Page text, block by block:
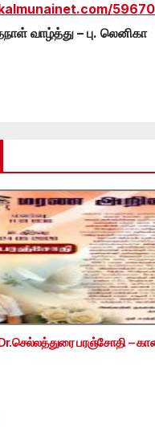
வாழ்த்து – பு. லெனிகா
பரஞ்சோதி –